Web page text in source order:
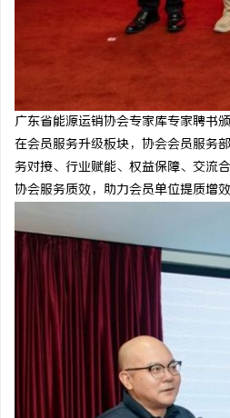
广东省能源运销协会专家库专家聘书
在会员服务升级板块，协会会员服务
务对接、行业赋能、权益保障、交流
协会服务质效，助力会员单位提质增